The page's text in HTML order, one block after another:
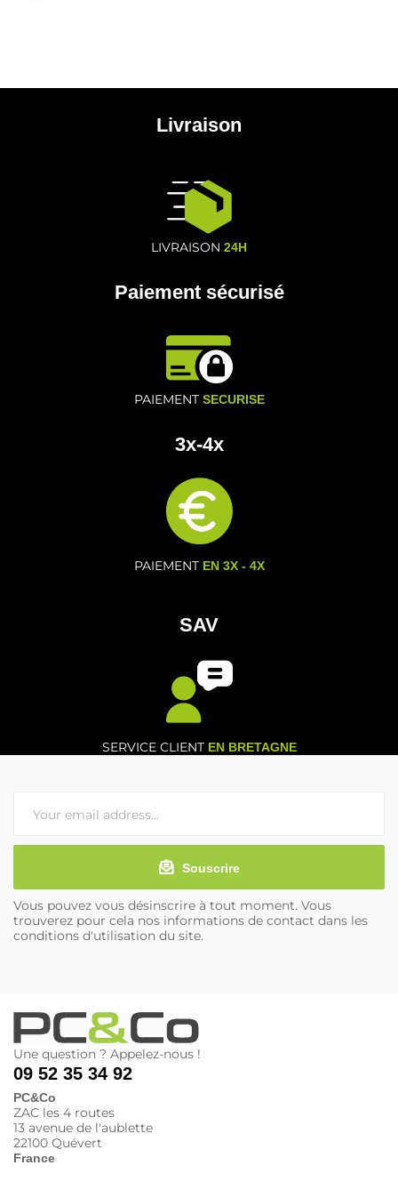
Livraison
LIVRAISON 24H
Paiement sécurisé
PAIEMENT SECURISE
3x-4x
PAIEMENT EN 3X - 4X
SAV
SERVICE CLIENT EN BRETAGNE
Souscrire
Vous pouvez vous désinscrire à tout moment. Vous
trouverez pour cela nos informations de contact dans les
conditions d'utilisation du site.
Une question ? Appelez-nous !
09 52 35 34 92
PC&Co
ZAC les 4 routes
13 avenue de l'aublette
22100 Quévert
France